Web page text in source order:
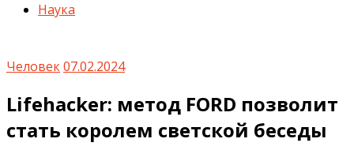
Наука
Человек07.02.2024
Lifehacker: метод FORD позволит
стать королем светской беседы